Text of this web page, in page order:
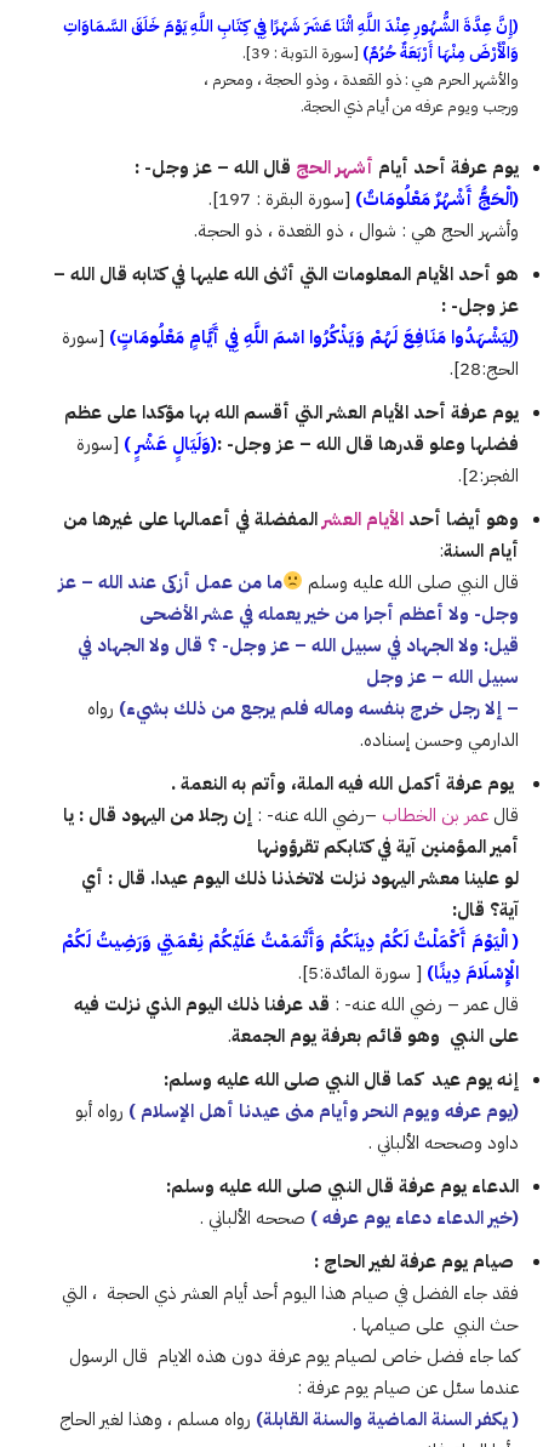
(إِنَّ عِدَّةَ الشُّهُورِ عِنْدَ اللَّهِ اثْنَا عَشَرَ شَهْرًا فِي كِتَابِ اللَّهِ يَوْمَ خَلَقَ السَّمَاوَاتِ
وَالْأَرْضَ مِنْهَا أَرْبَعَةٌ حُرُمٌ) [سورة التوبة : 39].
والأشهر الحرم هي : ذو القعدة ، وذو الحجة ، ومحرم ،
ورجب ويوم عرفه من أيام ذي الحجة.
يوم عرفة أحد أيام أشهر الحج قال الله – عز وجل- :
(الْحَجُّ أَشْهُرٌ مَعْلُومَاتٌ) [سورة البقرة : 197].
وأشهر الحج هي : شوال ، ذو القعدة ، ذو الحجة.
هو أحد الأيام المعلومات التي أثنى الله عليها في كتابه قال الله –
عز وجل- :
(لِيَشْهَدُوا مَنَافِعَ لَهُمْ وَيَذْكُرُوا اسْمَ اللَّهِ فِي أَيَّامٍ مَعْلُومَاتٍ) [سورة
الحج:28].
يوم عرفة أحد الأيام العشر التي أقسم الله بها مؤكدا على عظم
فضلها وعلو قدرها قال الله – عز وجل- :(وَلَيَالٍ عَشْرٍ ) [سورة
الفجر:2].
وهو أيضا أحد الأيام العشرالمفضلة في أعمالها على غيرها من
أيام السنة:
قال النبي صلى الله عليه وسلم
ما من عمل أزكى عند الله – عز
وجل- ولا أعظم أجرا من خير يعمله في عشر الأضحى
قيل: ولا الجهاد في سبيل الله – عز وجل- ؟ قال ولا الجهاد في
سبيل الله – عز وجل
– إلا رجل خرج بنفسه وماله فلم يرجع من ذلك بشيء) رواه
الدارمي وحسن إسناده.
يوم عرفة أكمل الله فيه الملة، وأتم به النعمة .
قال عمر بن الخطاب –رضي الله عنه- : إن رجلا من اليهود قال : يا
أمير المؤمنين آية في كتابكم تقرؤونها
لو علينا معشر اليهود نزلت لاتخذنا ذلك اليوم عيدا. قال : أي
آية؟ قال:
( الْيَوْمَ أَكْمَلْتُ لَكُمْ دِينَكُمْ وَأَتْمَمْتُ عَلَيْكُمْ نِعْمَتِي وَرَضِيتُ لَكُمْ
الْإِسْلَامَ دِينًا) [ سورة المائدة:5].
قال عمر – رضي الله عنه- : قد عرفنا ذلك اليوم الذي نزلت فيه
على النبي وهو قائم بعرفة يوم الجمعة.
إنه يوم عيد كما قال النبي صلى الله عليه وسلم:
(يوم عرفه ويوم النحر وأيام منى عيدنا أهل الإسلام ) رواه أبو
داود وصححه الألباني .
الدعاء يوم عرفة قال النبي صلى الله عليه وسلم:
(خير الدعاء دعاء يوم عرفه ) صححه الألباني .
صيام يوم عرفة لغير الحاج :
فقد جاء الفضل في صيام هذا اليوم أحد أيام العشر ذي الحجة ، التي
حث النبي على صيامها .
كما جاء فضل خاص لصيام يوم عرفة دون هذه الايام قال الرسول
عندما سئل عن صيام يوم عرفة :
( يكفر السنة الماضية والسنة القابلة) رواه مسلم ، وهذا لغير الحاج